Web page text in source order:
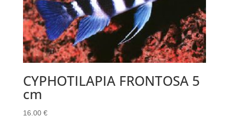
CYPHOTILAPIA FRONTOSA 5
cm
16.00 €